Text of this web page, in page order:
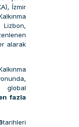
İzmir
alarak
global
fazla
tarihleri